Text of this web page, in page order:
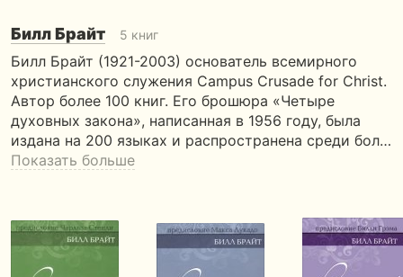
Билл Брайт 5 книг
Билл Брайт (1921-2003) основатель всемирного
христианского служения Campus Crusade for Christ.
Автор более 100 книг. Его брошюра «Четыре
духовных закона», написанная в 1956 году, была
издана на 200 языках и распространена среди бол…
Показать больше